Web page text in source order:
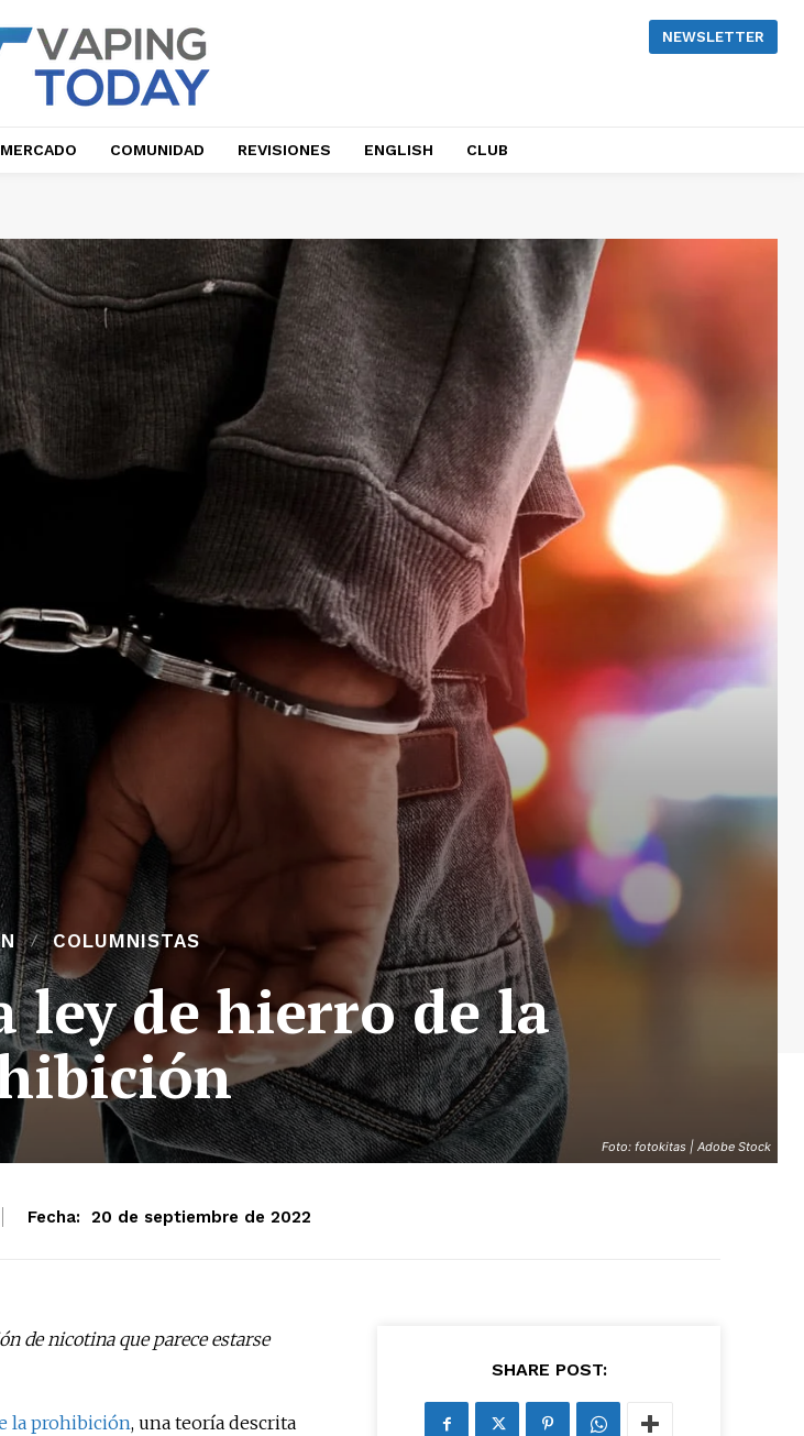
NEWSLETTER
MERCADO COMUNIDAD REVISIONES ENGLISH CLUB
Foto: fotokitas | Adobe Stock
COLUMNISTAS
ley de hierro de la
Fecha: 20 de septiembre de 2022
de nicotina que parece estarse
la prohibición, una teoría descrita
SHARE POST: